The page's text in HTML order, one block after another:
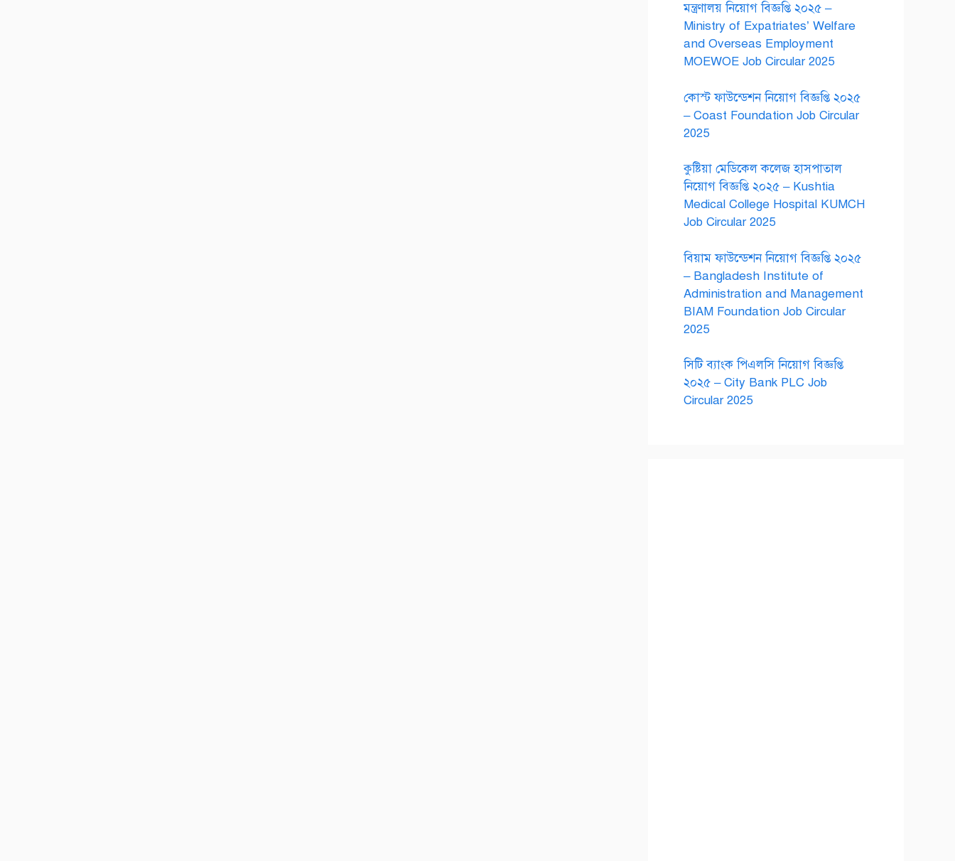
মন্ত্রণালয় নিয়োগ বিজ্ঞপ্তি ২০২৫ –
Ministry of Expatriates’ Welfare
and Overseas Employment
MOEWOE Job Circular 2025
কোস্ট ফাউন্ডেশন নিয়োগ বিজ্ঞপ্তি ২০২৫
– Coast Foundation Job Circular
2025
কুষ্টিয়া মেডিকেল কলেজ হাসপাতাল
নিয়োগ বিজ্ঞপ্তি ২০২৫ – Kushtia
Medical College Hospital KUMCH
Job Circular 2025
বিয়াম ফাউন্ডেশন নিয়োগ বিজ্ঞপ্তি ২০২৫
– Bangladesh Institute of
Administration and Management
BIAM Foundation Job Circular
2025
সিটি ব্যাংক পিএলসি নিয়োগ বিজ্ঞপ্তি
২০২৫ – City Bank PLC Job
Circular 2025